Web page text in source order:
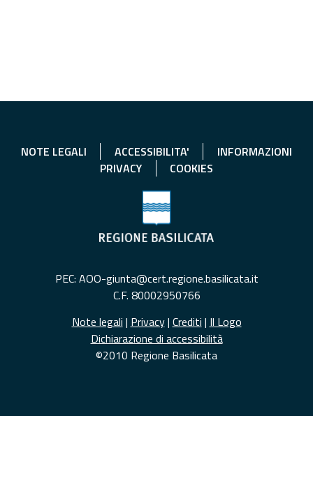
NOTE LEGALI ACCESSIBILITA'
INFORMAZIONI
PRIVACY
COOKIES
PEC: AOO-giunta@cert.regione.basilicata.it
C.F. 80002950766
Note legali | Privacy| Crediti | Il Logo
Dichiarazione di accessibilità
©2010 Regione Basilicata